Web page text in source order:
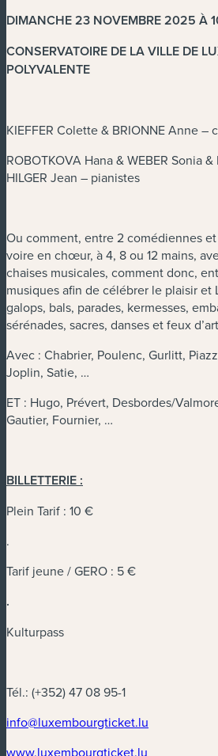
DIMANCHE 23 NOVEMBRE 2025 À
CONSERVATOIRE DE LA VILLE DE
POLYVALENTE
KIEFFER Colette & BRIONNE Anne –
ROBOTKOVA Hana & WEBER Sonia
HILGER Jean – pianistes
Ou comment, entre 2 comédiennes
voire en chœur, à 4, 8 ou 12 mains,
chaises musicales, comment donc,
musiques afin de célébrer le plaisir et
galops, bals, parades, kermesses,
sérénades, sacres, danses et feux
Avec : Chabrier, Poulenc, Gurlitt,
Joplin, Satie, …
ET : Hugo, Prévert, Desbordes/
Gautier, Fournier, …
BILLETTERIE :
Plein Tarif : 10 €
.
Tarif jeune / GERO : 5 €
.
Kulturpass
Tél.: (+352) 47 08 95-1
info@luxembourgticket.lu
www.luxembourgticket.lu